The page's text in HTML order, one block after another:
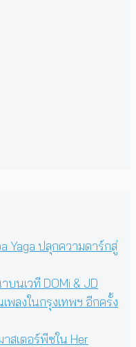
Yaga ปลุกความดาร์กสู่
นเวที DOMi & JD
พลงในกรุงเทพฯ อีกครั้ง
สเตอร์พีซใน Her